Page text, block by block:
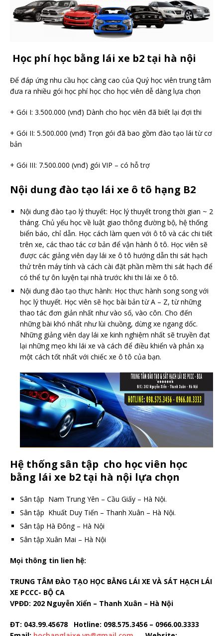
Học phí học bằng lái xe b2 tại hà nội
Để đáp ứng nhu cầu học càng cao của Quý học viên trung tâm
đưa ra nhiều gói học phí học cho học viên dễ dàng lựa chọn
+ Gói I: 3.500.000 (vnđ) Dành cho học viên đã biết lại đợi thi
+ Gói II: 5.500.000 (vnđ) Trọn gói đã bao gồm đào tạo lái từ cơ
bản
+ Gói III: 7.500.000 (vnđ) gói VIP – có hỗ trợ
Nội dung đào tạo lái xe ô tô hạng B2
Nội dung đào tạo lý thuyết: Học lý thuyết trong thời gian ~ 2
tháng. Chủ yếu học về luật giao thông đường bộ, hệ thống
biển báo, chỉ dẫn. Học cách làm quen với ô tô và các chi tiết
trên xe, các thao tác cơ bản để vận hành ô tô. Học viên sẽ
được các giảng viên dạy lái xe ô tô hướng dẫn thi sát hạch
thử trên máy tính và cách cài đặt phần mềm thi sát hạch để
có thể tự ôn luyện tại nhà trước khi thi lái xe ô tô.
Nội dung đào tạo thực hành: Học thực hành song song với
học lý thuyết. Học viên sẽ học bài bản từ A – Z, từ những
thao tác đơn giản nhất như vào số, vào côn. Cho đến
những bài khó nhất như lùi chuồng, dừng xe ngang dốc.
Những giảng viên dạy lái xe kinh nghiệm nhất sẽ truyền đạt
lại những mẹo khi lái xe và cách để điều khiển và phản xạ
một cách tốt nhất với chiếc xe ô tô của bạn.
Hệ thống sân tập cho học viên học
bằng lái xe b2 tại hà nội lựa chọn
Sân tập Nam Trung Yên – Cầu Giấy – Hà Nội.
Sân tập Khuất Duy Tiến – Thanh Xuân – Hà Nội.
Sân tập Hà Đông – Hà Nội
Sân tập Xuân Mai – Hà Nội
Mọi thông tin lien hệ:
TRUNG TÂM ĐÀO TẠO HỌC BẰNG LÁI XE VÀ SÁT HẠCH LÁI
XE PCCC- BỘ CA
VPĐD: 202 Nguyễn Xiển – Thanh Xuân – Hà Nội
ĐT: 043.99.45678 Hotline: 098.575.3456 – 0966.00.3333